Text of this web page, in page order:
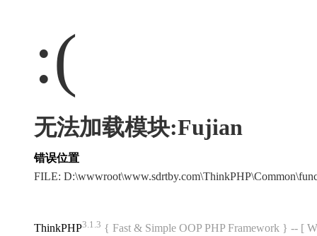
:(
无法加载模块:Fujian
错误位置
FILE:
ThinkPHP3.1.3 { Fast & Simple OOP PHP Framework } -- [